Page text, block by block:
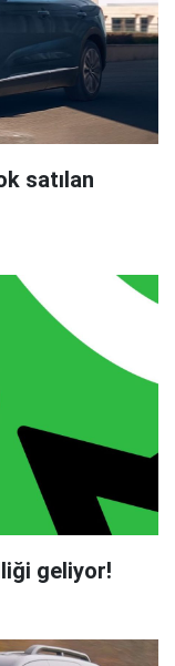
satılan
geliyor!